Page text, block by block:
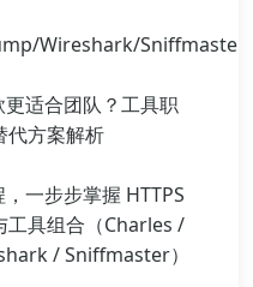
Wireshark/Sniffmaster）
适合团队？工具职
代方案解析
一步步掌握 HTTPS
工具组合（Charles /
/ Sniffmaster）